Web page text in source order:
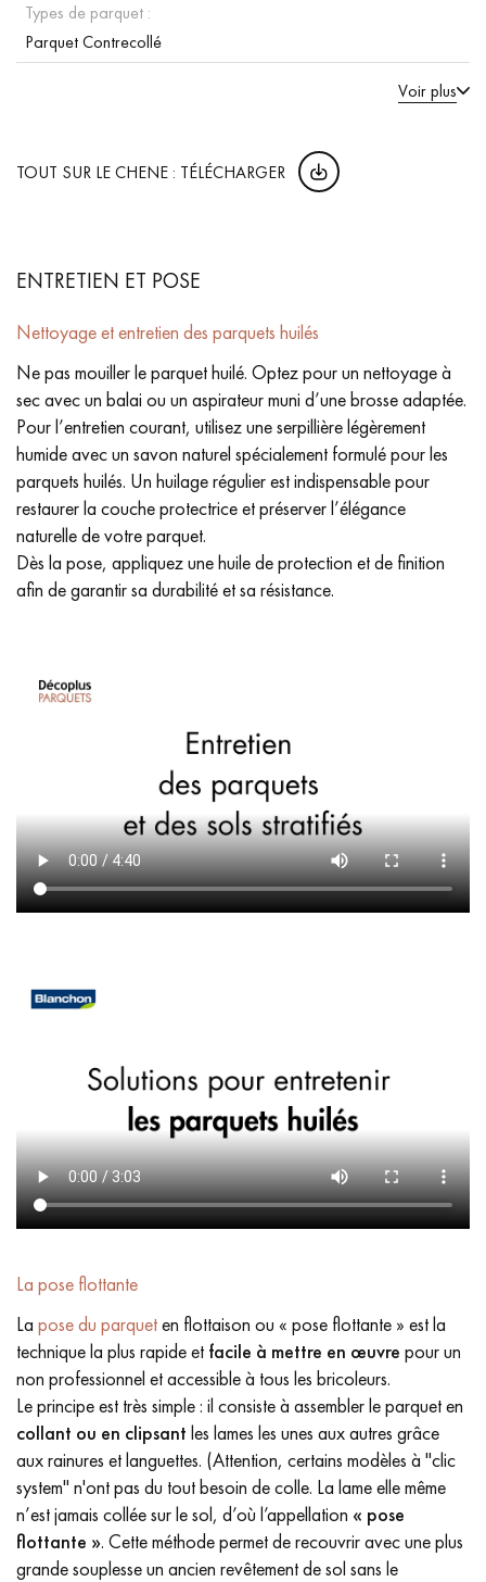
Types de parquet :
Parquet Contrecollé
Voir plus
TOUT SUR LE CHENE : TÉLÉCHARGER
ENTRETIEN ET POSE
Nettoyage et entretien des parquets huilés
Ne pas mouiller le parquet huilé. Optez pour un nettoyage à
sec avec un balai ou un aspirateur muni d’une brosse adaptée.
Pour l’entretien courant, utilisez une serpillière légèrement
humide avec un savon naturel spécialement formulé pour les
parquets huilés. Un huilage régulier est indispensable pour
restaurer la couche protectrice et préserver l’élégance
naturelle de votre parquet.
Dès la pose, appliquez une huile de protection et de finition
afin de garantir sa durabilité et sa résistance.
La pose flottante
La pose du parqueten flottaison ou « pose flottante » est la
technique la plus rapide et facile à mettre en œuvre pour un
non professionnel et accessible à tous les bricoleurs.
Le principe est très simple : il consiste à assembler le parquet en
collant ou en clipsant les lames les unes aux autres grâce
aux rainures et languettes. (Attention, certains modèles à "clic
system" n'ont pas du tout besoin de colle. La lame elle même
n’est jamais collée sur le sol, d’où l’appellation « pose
flottante ». Cette méthode permet de recouvrir avec une plus
grande souplesse un ancien revêtement de sol sans le